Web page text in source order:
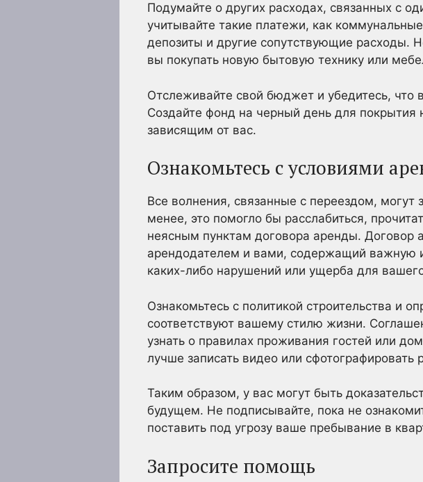
Подумайте о других расходах, связанных с
учитывайте такие платежи, как
депозиты и другие сопутствующие расходы.
вы покупать новую бытовую технику или
Отслеживайте свой бюджет и убедитесь, что
Создайте фонд на черный день для покрытия
зависящим от вас.
Ознакомьтесь с условиями
Все волнения, связанные с переездом, могут
менее, это помогло бы расслабиться,
неясным пунктам договора аренды.
арендодателем и вами, содержащий важную
каких-либо нарушений или ущерба для
Ознакомьтесь с политикой строительства и
соответствуют вашему стилю жизни.
узнать о правилах проживания гостей или
лучше записать видео или сфотографировать
Таким образом, у вас могут быть
будущем. Не подписывайте, пока не
поставить под угрозу ваше пребывание в
Запросите помощь